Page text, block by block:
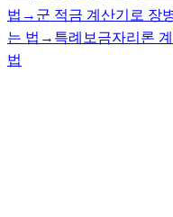
법 →군 적금 계산기로 장
는 법 →특례보금자리론
법